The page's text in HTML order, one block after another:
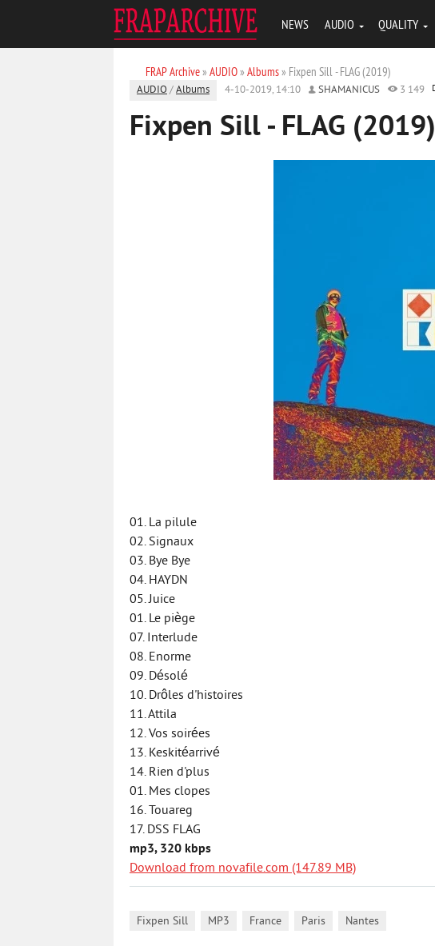
NEWS AUDIO QUALITY
FRAP Archive» AUDIO» Albums» Fixpen Sill - FLAG (2019)
AUDIO /Albums 4-10-2019, 14:10 SHAMANICUS 3 149
Fixpen Sill - FLAG (2019)
01. La pilule
02. Signaux
03. Bye Bye
04. HAYDN
05. Juice
01. Le piège
07. Interlude
08. Enorme
09. Désolé
10. Drôles d'histoires
11. Attila
12. Vos soirées
13. Keskitéarrivé
14. Rien d'plus
01. Mes clopes
16. Touareg
17. DSS FLAG
mp3, 320 kbps
Download from novafile.com (147.89 MB)
Fixpen Sill MP3 France Paris Nantes